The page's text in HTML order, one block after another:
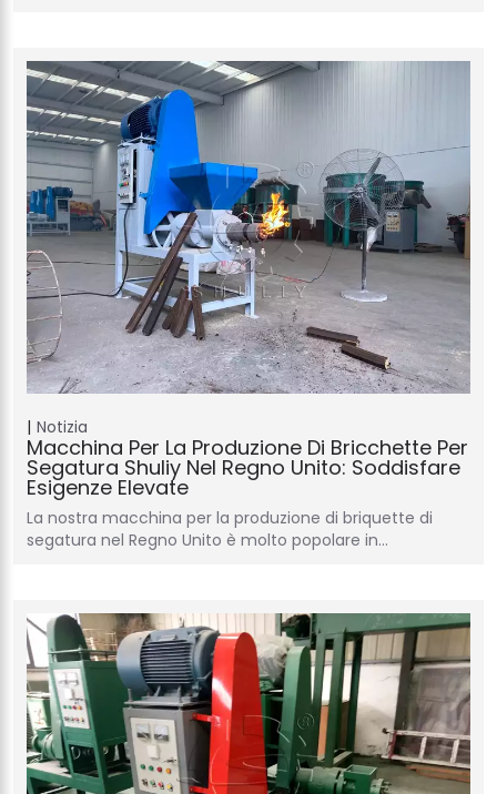
Notizia
Macchina Per La Produzione Di Bricchette Per
Segatura Shuliy Nel Regno Unito: Soddisfare
Esigenze Elevate
La nostra macchina per la produzione di briquette di
segatura nel Regno Unito è molto popolare in…